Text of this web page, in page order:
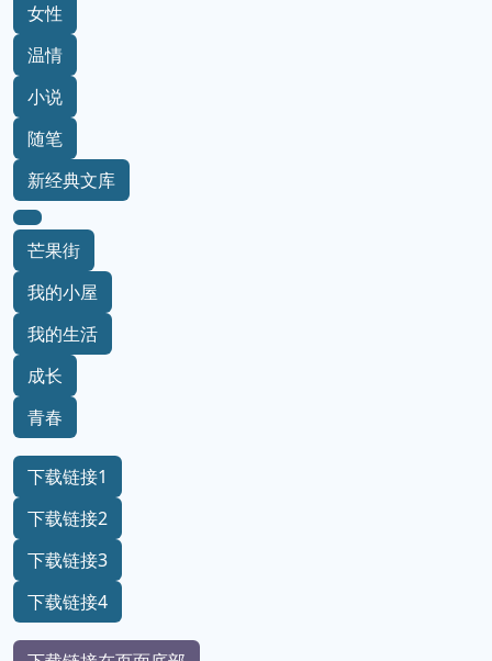
女性
温情
小说
随笔
新经典文库
芒果街
我的小屋
我的生活
成长
青春
下载链接1
下载链接2
下载链接3
下载链接4